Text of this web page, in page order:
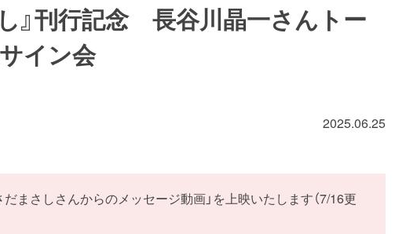
』刊行記念 長谷川晶一さんトー
イン会
2025.06.25
だまさしさんからのメッセージ動画」を上映いたします（7/16更